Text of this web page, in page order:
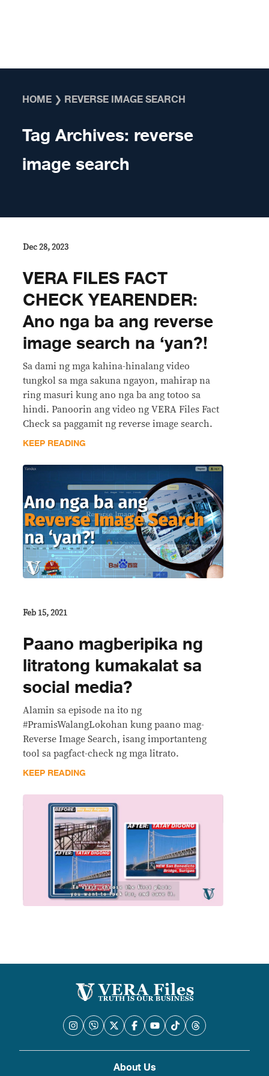
HOME ❯ REVERSE IMAGE SEARCH
Tag Archives: reverse
image search
Dec 28, 2023
VERA FILES FACT
CHECK YEARENDER:
Ano nga ba ang reverse
image search na ‘yan?!
Sa dami ng mga kahina-hinalang video
tungkol sa mga sakuna ngayon, mahirap na
ring masuri kung ano nga ba ang totoo sa
hindi. Panoorin ang video ng VERA Files Fact
Check sa paggamit ng reverse image search.
KEEP READING
Feb 15, 2021
Paano magberipika ng
litratong kumakalat sa
social media?
Alamin sa episode na ito ng
#PramisWalangLokohan kung paano mag-
Reverse Image Search, isang importanteng
tool sa pagfact-check ng mga litrato.
KEEP READING
About Us